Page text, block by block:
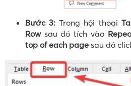
Bước 3: Trong hội thoại
Rowsau đó tích vào
top of each page sau đó